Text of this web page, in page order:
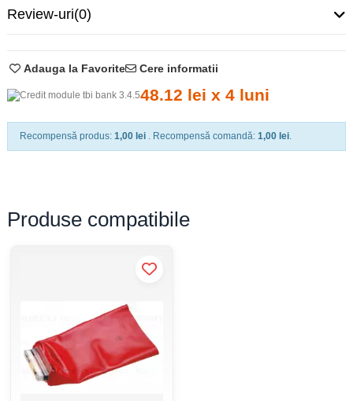
Adauga la Favorite
48.12 lei x 4 luni
Recompensă produs: 1,00 lei . Recompensă comandă: 1,00 lei
Cere informatii
Tensiune (AC) 690 V
Caracteristica de întrerupere aR
Capacitatea de rupere (AC) 200 kA
Review-uri(0)
Produse compatibile